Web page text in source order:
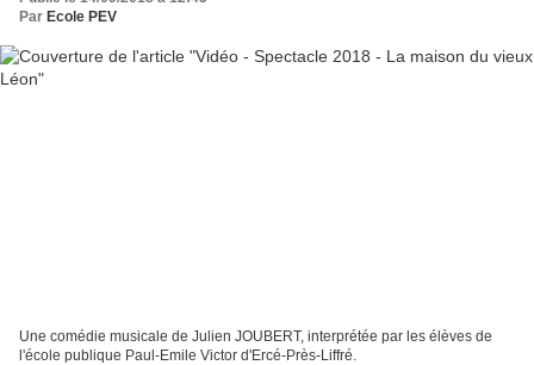
Par Ecole PEV
Une comédie musicale de Julien JOUBERT, interprétée par les élèves de
l'école publique Paul-Emile Victor d'Ercé-Près-Liffré.